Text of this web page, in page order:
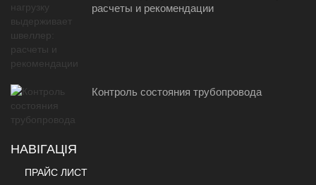
расчеты и рекомендации
Контроль состояния трубопровода
НАВІГАЦІЯ
ПРАЙС ЛИСТ